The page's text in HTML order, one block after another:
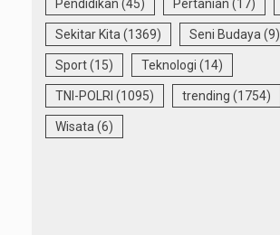
Pendidikan (45) Pertanian (17)
Sekitar Kita (1369) Seni Budaya (9)
Sport(15) Teknologi (14)
TNI-POLRI (1095) trending (1754)
Wisata (6)